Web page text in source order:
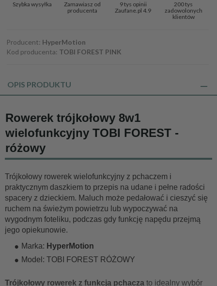
Szybka wysyłka
Zamawiasz od
producenta
9 tys opinii
Zaufane.pl 4.9
200 tys
zadowolonych
klientów
Kod producenta: TOBI FOREST PINK
Producent: HyperMotion
OPIS PRODUKTU
Rowerek trójkołowy 8w1
wielofunkcyjny TOBI FOREST -
różowy
Trójkołowy rowerek wielofunkcyjny z pchaczem i
praktycznym daszkiem to przepis na udane i pełne radości
spacery z dzieckiem. Maluch może pedałować i cieszyć się
ruchem na świeżym powietrzu lub wypoczywać na
wygodnym foteliku, podczas gdy funkcję napędu przejmą
jego opiekunowie.
Marka: HyperMotion
Model: TOBI FOREST RÓŻOWY
Trójkołowy rowerek z funkcją pchacza to idealny wybór